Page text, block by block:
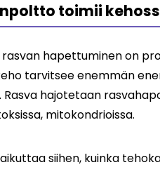
toimii
hapettuminen on
tarvitsee enemmän
Rasva hajotetaan
mitokondrioissa.
siihen, kuinka